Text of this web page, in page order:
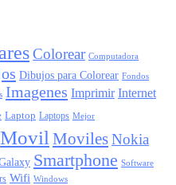
Colorear Computadora
Dibujos para Colorear Fondos
Imagenes Imprimir Internet
Laptop Laptops Mejor
Movil MovilesNokia
Smartphone Software
Wifi Windows